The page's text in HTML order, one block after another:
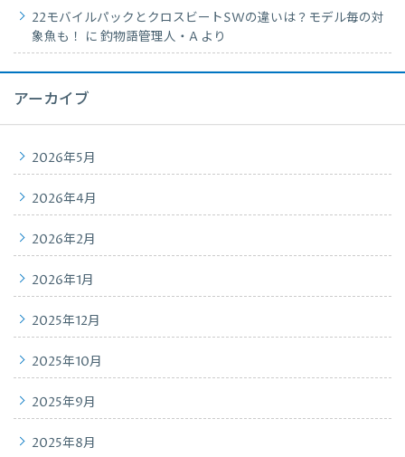
22モバイルパックとクロスビートSWの違いは？モデル毎の対
象魚も！
に 釣物語管理人・A より
アーカイブ
2026年5月
2026年4月
2026年2月
2026年1月
2025年12月
2025年10月
2025年9月
2025年8月